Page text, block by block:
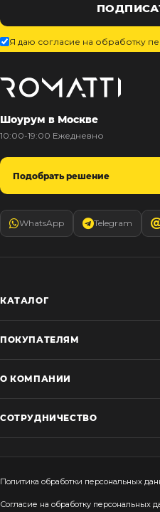
Я даю согласие на обработку
Шоурум в Москве
10:00-19:00 Ежедневно
Подобрать решение
WhatsApp Telegram
КАТАЛОГ
ПОКУПАТЕЛЯМ
О КОМПАНИИ
СОТРУДНИЧЕСТВО
Политика обработки персональных
Согласие на обработку персональных